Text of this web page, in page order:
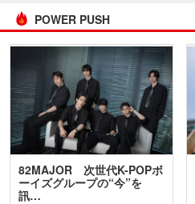
POWER PUSH
82MAJOR 次世代K-POPボ
ーイズグループの“今”を
訊…